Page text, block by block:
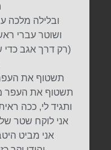
ובלילה מלכה
ושוטר עברי
(רק דרך אגב כדי
תשטוף את העפר
תשטוף את העפר
ותגיד לי, ככה
אני לוקח שטר
אני מביט